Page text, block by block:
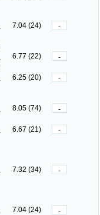
7.04 (24)
-
6.77 (22)
-
6.25 (20)
-
8.05 (74)
-
6.67 (21)
-
7.32 (34)
-
7.04 (24)
-